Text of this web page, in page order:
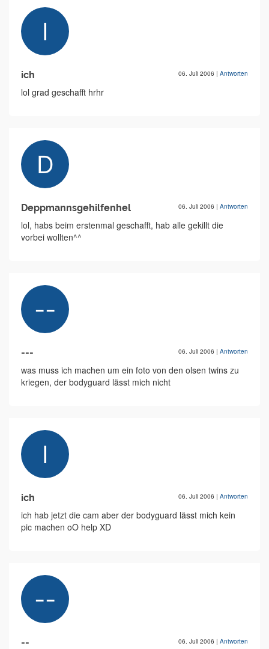
ich 06. Juli 2006 | Antworten
lol grad geschafft hrhr
Deppmannsgehilfenhel 06. Juli 2006 | Antworten
lol, habs beim erstenmal geschafft, hab alle gekillt die
vorbei wollten^^
--- 06. Juli 2006 | Antworten
was muss ich machen um ein foto von den olsen twins zu
kriegen, der bodyguard lässt mich nicht
ich 06. Juli 2006 | Antworten
ich hab jetzt die cam aber der bodyguard lässt mich kein
pic machen oO help XD
-- 06. Juli 2006 | Antworten